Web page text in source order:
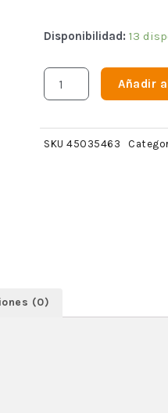
Disponibilidad: 13
Añadir
SKU 45035463
(0)